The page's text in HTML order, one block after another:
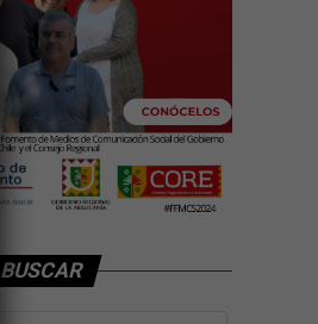
BUSCAR